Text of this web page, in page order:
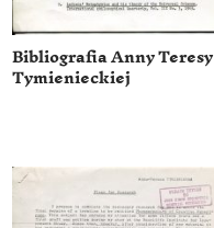
Bibliografia Anny Teresy
Tymienieckiej